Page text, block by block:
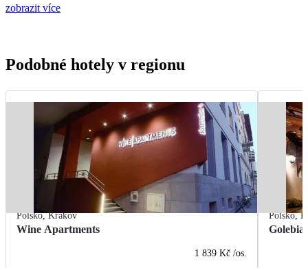
zobrazit více
Podobné hotely v regionu
Polsko,Krakov
Wine Apartments
1 839 Kč /os.
Polsko,
Golebia